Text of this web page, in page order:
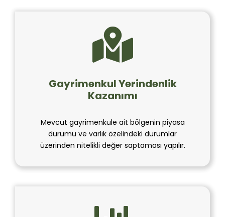
Gayrimenkul Yerindenlik
Kazanımı
Mevcut gayrimenkule ait bölgenin piyasa
durumu ve varlık özelindeki durumlar
üzerinden nitelikli değer saptaması yapılır.